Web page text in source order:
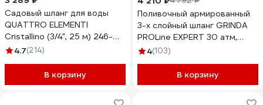
Садовый шланг для воды
QUATTRO ELEMENTI
Cristallino (3/4", 25 м) 246-
9444.7(214)
В корзину
Поливочный армированный
3-х слойный шланг GRINDA
PROLine EXPERT 30 атм,
3/4"х50м 8-429005-3/4-
4(103)
В корзину